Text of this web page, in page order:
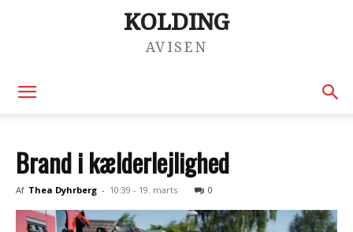
KOLDING
AVISEN
Brand i kælderlejlighed
Af Thea Dyhrberg - 10:39 - 19. marts 0